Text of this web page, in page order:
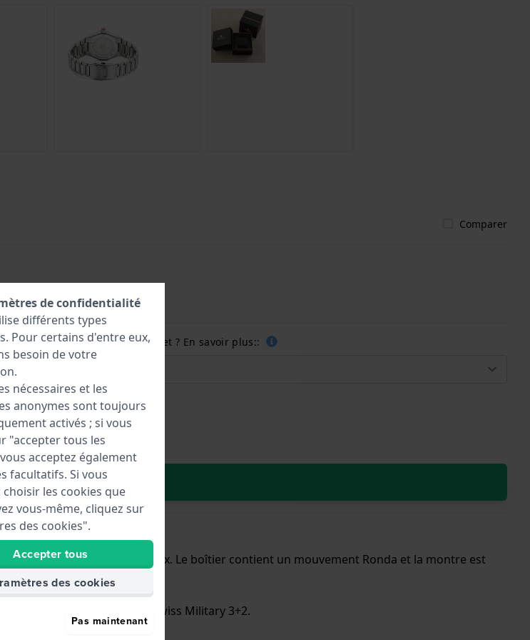
Comparer
la taille de mon poignet ? En savoir plus::
Dans le Panier
équipée d'un bracelet Inox. Le boîtier contient un mouvement Ronda et la montre est
montre est livrée avec la Swiss Military 3+2.
de confidentialité
différents types
. Pour certains d'entre eux,
besoin de votre
nécessaires et les
anonymes sont toujours
activés ; si vous
"accepter tous les
acceptez également
facultatifs. Si vous
les cookies que
vous-même, cliquez sur
des cookies".
Accepter tous
des cookies
Pas maintenant